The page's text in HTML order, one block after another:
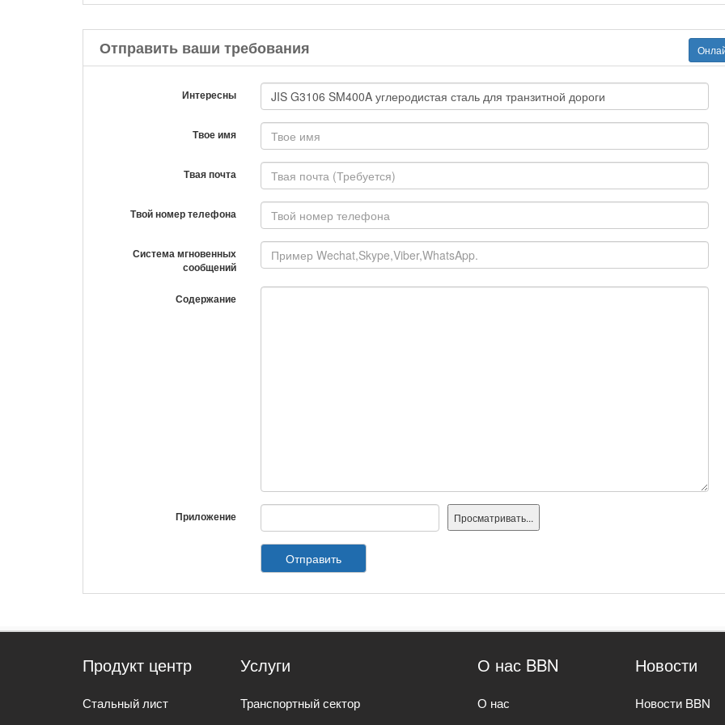
Отправить ваши требования
Интересны
Твое имя
Твая почта
Твой номер телефона
Система мгновенных
сообщений
Содержание
Приложение
Отправить
Продукт центр
Стальный лист
Услуги
Транспортный сектор
О нас BBN
О нас
Новости
Новости BBN